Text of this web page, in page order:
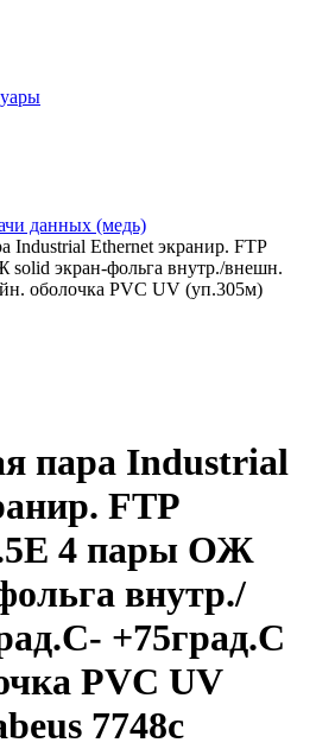
данных (медь)
Industrial Ethernet экранир. FTP
экран-фольга внутр./внешн.
оболочка PVC UV (уп.305м)
пара Industrial
FTP
4 пары ОЖ
внутр./
+75град.C
PVC UV
7748c